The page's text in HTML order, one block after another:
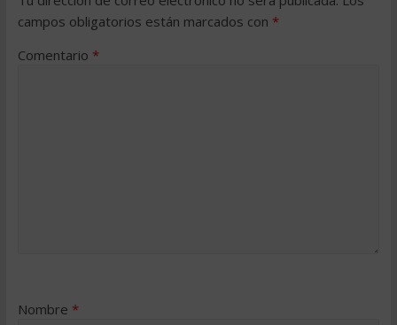
campos obligatorios están marcados con *
Comentario *
Nombre *